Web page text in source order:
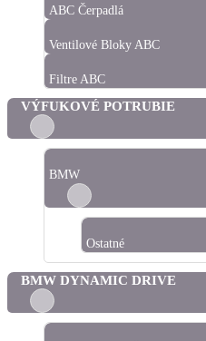
ABC Čerpadlá
Ventilové Bloky ABC
Filtre ABC
VÝFUKOVÉ POTRUBIE
BMW
Ostatné
BMW DYNAMIC DRIVE